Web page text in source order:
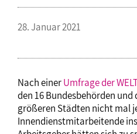
28. Januar 2021
Nach einerUmfrage der
den 16 Bundesbehörden
größeren Städten nicht mal
Innendienstmitarbeitende